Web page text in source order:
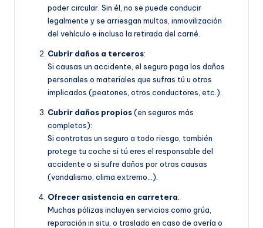
poder circular. Sin él, no se puede conducir
legalmente y se arriesgan multas, inmovilización
del vehículo e incluso la retirada del carné.
Cubrir daños a terceros:
Si causas un accidente, el seguro paga los daños
personales o materiales que sufras tú u otros
implicados (peatones, otros conductores, etc.).
Cubrir daños propios(en seguros más
completos):
Si contratas un seguro a todo riesgo, también
protege tu coche si tú eres el responsable del
accidente o si sufre daños por otras causas
(vandalismo, clima extremo…).
Ofrecer asistencia en carretera:
Muchas pólizas incluyen servicios como grúa,
reparación in situ, o traslado en caso de avería o